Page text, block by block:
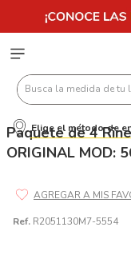
Busca la medida
Elige el método de
Paquete de 4
ORIGINAL MOD:
Ref. R2051130M7-5554